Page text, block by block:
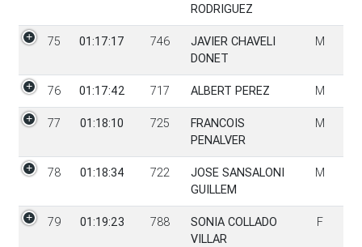
RODRIGUEZ
75 01:17:17 746
JAVIER CHAVELI
DONET
M
76 01:17:42 717 ALBERT PEREZ M
77 01:18:10 725
FRANCOIS
PENALVER
M
78 01:18:34 722
JOSE SANSALONI
GUILLEM
M
79 01:19:23 788
SONIA COLLADO
VILLAR
F